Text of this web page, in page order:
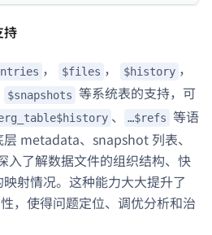
持
， $files ， $history ，
$snapshots 等系统表的支持，可
、 …$refs 等语
metadata、snapshot 列表、
入了解数据文件的组织结构、快
射情况。这种能力大大提升了
，使得问题定位、调优分析和治